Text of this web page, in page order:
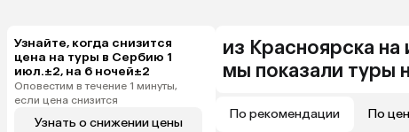
Узнайте, когда снизится
цена на туры в Сербию 1
июл.±2, на 6 ночей±2
Оповестим в течение 1 минуты,
если цена снизится
Узнать о снижении цены
из Красноярска на
мы показали туры
По рекомендации По